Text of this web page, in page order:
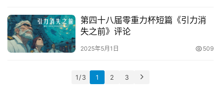
第四十八届零重力杯短篇《引力消
失之前》评论
2025年5月1日 509
1 / 3 1 2 3